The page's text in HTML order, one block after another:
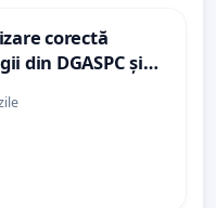
corectă
din DGASPC și